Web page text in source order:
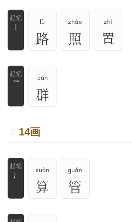
lù
路
zhào
照
zhì
置
乛
qún
群
14画
丿
suàn
算
guǎn
管